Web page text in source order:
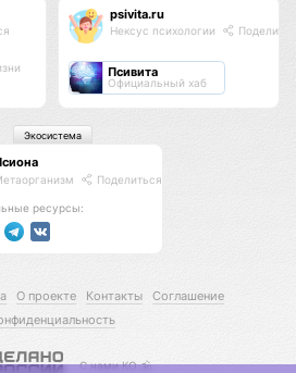
psivita.ru
Нексус психологии
Псивита
Официальный хаб
Поделиться
ресурсы:
Экосистема
О проекте Контакты
Соглашение
С нами КО 🕉️